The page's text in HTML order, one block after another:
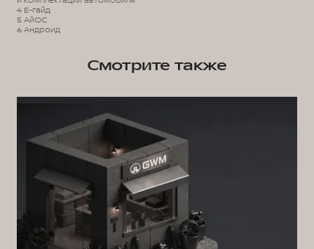
4 Е-гайд
5 АйОС
6 Андроид
Смотрите также